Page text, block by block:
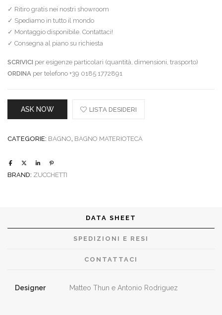
✓ Ritiro gratis nei nostri showroom
✓ Spediamo in tutto il mondo
✓ Montaggio disponibile. Contattaci!
✓ Consegna al piano su richiesta
SCRIVICI per esigenze particolari (quantità, dimensioni, trasporto)
ORDINA per telefono +39 0185 1772891
ASK NOW LISTA DESIDERI
CATEGORIE: BAGNO, BAGNO MATERIOTECA
BRAND: ZUCCHETTI
DATA SHEET
SPEDIZIONI E RESI
CONTATTACI
Designer Matteo Thun e Antonio Rodriguez